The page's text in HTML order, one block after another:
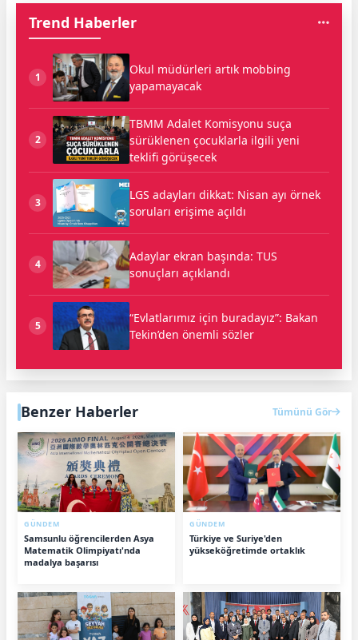
Trend Haberler
1
Okul müdürleri artık mobbing
yapamayacak
2
TBMM Adalet Komisyonu suça
sürüklenen çocuklarla ilgili yeni
teklifi görüşecek
3
LGS adayları dikkat: Nisan ayı örnek
soruları erişime açıldı
4
Adaylar ekran başında: TUS
sonuçları açıklandı
5
“Evlatlarımız için buradayız”: Bakan
Tekin’den önemli sözler
Benzer Haberler Tümünü Gör
GÜNDEM
Samsunlu öğrencilerden Asya
Matematik Olimpiyatı'nda
madalya başarısı
GÜNDEM
Türkiye ve Suriye'den
yükseköğretimde ortaklık